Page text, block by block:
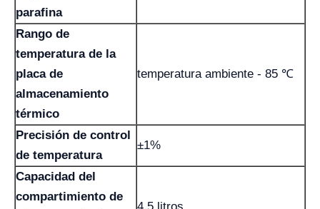
parafina
Rango de
temperatura de la
placa de
almacenamiento
térmico
temperatura ambiente - 85 ℃
Precisión de control
de temperatura
±1%
Capacidad del
compartimiento de